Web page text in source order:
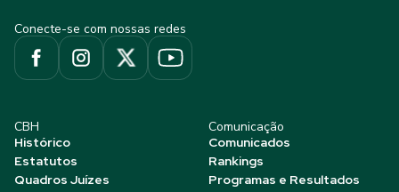
Conecte-se com nossas redes
CBH
Histórico
Estatutos
Quadros Juízes
Comunicação
Comunicados
Rankings
Programas e Resultados